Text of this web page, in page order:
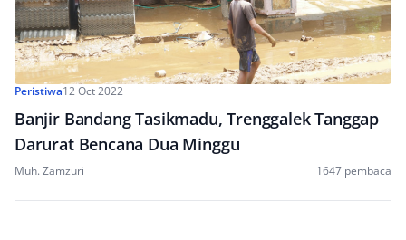
Peristiwa12 Oct 2022
Banjir Bandang Tasikmadu, Trenggalek Tanggap
Darurat Bencana Dua Minggu
Muh. Zamzuri 1647 pembaca